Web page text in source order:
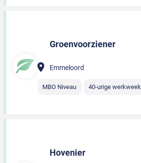
Groenvoorziener
Emmeloord
MBO Niveau 40-urige werkweek
Hovenier